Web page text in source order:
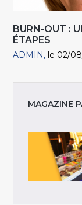
BURN-OUT :
ÉTAPES
ADMIN le 02/
MAGAZINE